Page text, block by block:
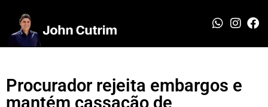
Procurador rejeita embargos e
mantém cassação de